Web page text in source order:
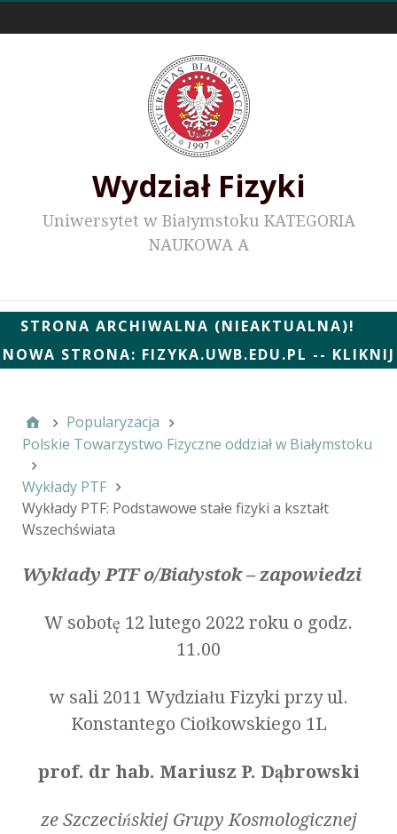
Wydział Fizyki
Uniwersytet w Białymstoku KATEGORIA
NAUKOWA A
STRONA ARCHIWALNA (NIEAKTUALNA)!
NOWA STRONA: FIZYKA.UWB.EDU.PL -- KLIKNIJ
Popularyzacja
Polskie Towarzystwo Fizyczne oddział w Białymstoku
Wykłady PTF
Wykłady PTF: Podstawowe stałe fizyki a kształt
Wszechświata
Wykłady PTF o/Białystok – zapowiedzi
W sobotę 12 lutego 2022 roku o godz.
11.00
w sali 2011 Wydziału Fizyki przy ul.
Konstantego Ciołkowskiego 1L
prof. dr hab. Mariusz P. Dąbrowski
ze Szczecińskiej Grupy Kosmologicznej